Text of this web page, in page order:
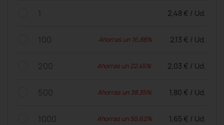
1 2,48 € / Ud.
100 Ahorras un 16,88% 2,13 € / Ud.
200 Ahorras un 22,45% 2,03 € / Ud.
500 Ahorras un 38,35% 1,80 € / Ud.
1000 Ahorras un 50,62% 1,65 € / Ud.